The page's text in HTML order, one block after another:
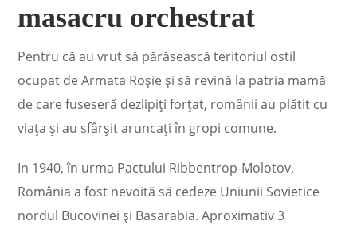
masacru orchestrat
Pentru că au vrut să părăsească teritoriul ostil
ocupat de Armata Roşie şi să revină la patria mamă
de care fuseseră dezlipiţi forţat, românii au plătit cu
viaţa şi au sfârşit aruncaţi în gropi comune.
In 1940, în urma Pactului Ribbentrop-Molotov,
România a fost nevoită să cedeze Uniunii Sovietice
nordul Bucovinei şi Basarabia. Aproximativ 3